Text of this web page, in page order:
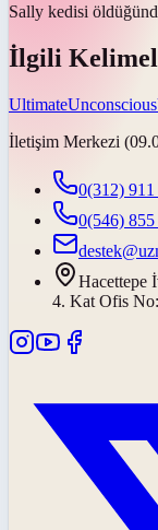
Sally kedisi
İlgili
UltimateUnconscious
İletişim Merkezi
0(312)
0(546)
Hacettepe
4. Kat Ofis